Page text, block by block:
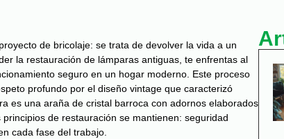
de bricolaje: se trata de devolver la vida a un
la restauración de lámparas antiguas, te enfrentas al
seguro en un hogar moderno. Este proceso
profundo por el diseño vintage que caracterizó
es una araña de cristal barroca con adornos elaborados
de restauración se mantienen: seguridad
cada fase del trabajo.